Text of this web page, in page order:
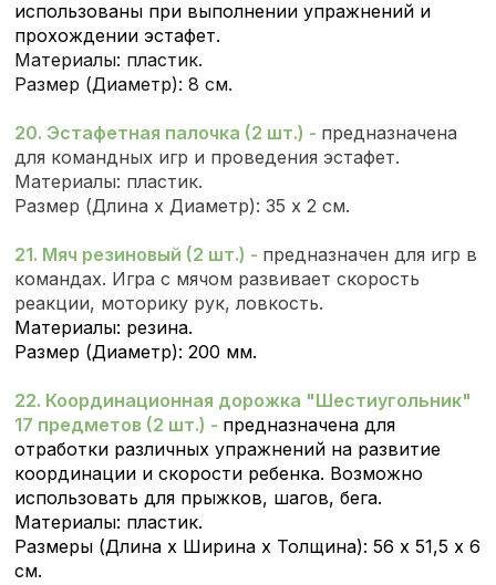
использованы при выполнении упражнений и
прохождении эстафет.
Материалы: пластик.
Размер (Диаметр): 8 см.
20. Эстафетная палочка (2 шт.) - предназначена
для командных игр и проведения эстафет.
Материалы: пластик.
Размер (Длина х Диаметр): 35 х 2 см.
21. Мяч резиновый (2 шт.) - предназначен для игр в
командах. Игра с мячом развивает скорость
реакции, моторику рук, ловкость.
Материалы: резина.
Размер (Диаметр): 200 мм.
22. Координационная дорожка "Шестиугольник"
17 предметов (2 шт.) - предназначена для
отработки различных упражнений на развитие
координации и скорости ребенка. Возможно
использовать для прыжков, шагов, бега.
Материалы: пластик.
Размеры (Длина х Ширина х Толщина): 56 х 51,5 х 6
см.